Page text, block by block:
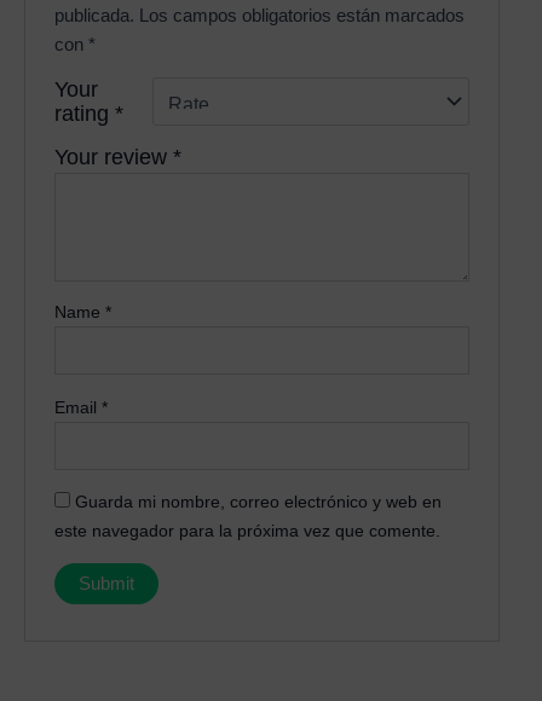
publicada.
Los campos obligatorios están marcados
con *
Your
rating*
Your review*
Name*
Email*
Guarda mi nombre, correo electrónico y web en
este navegador para la próxima vez que comente.